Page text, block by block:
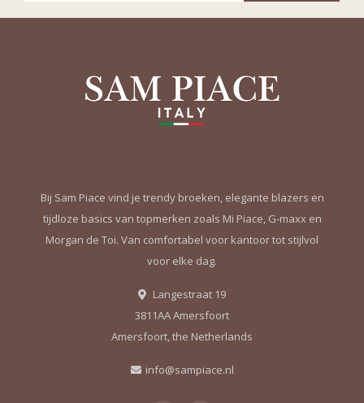
Bij Sam Piace vind je trendy broeken, elegante blazers en
tijdloze basics van topmerken zoals Mi Piace, G-maxx en
Morgan de Toi. Van comfortabel voor kantoor tot stijlvol
voor elke dag.
Langestraat 19
3811AA Amersfoort
Amersfoort, the Netherlands
info@sampiace.nl